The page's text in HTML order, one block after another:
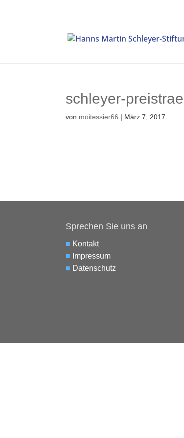
schleyer-
von moitessier66 | März 7, 2017
Sprechen Sie uns an
■ Kontakt
■ Impressum
■ Datenschutz